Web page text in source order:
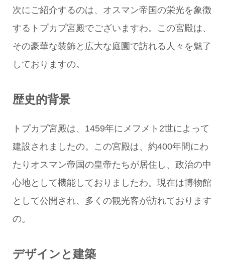
次にご紹介するのは、オスマン帝国の栄光を象徴
するトプカプ宮殿でございますわ。この宮殿は、
その豪華な装飾と広大な庭園で訪れる人々を魅了
しておりますの。
歴史的背景
トプカプ宮殿は、1459年にメフメト2世によって
建設されましたの。この宮殿は、約400年間にわ
たりオスマン帝国の皇帝たちが居住し、政治の中
心地として機能しておりましたわ。現在は博物館
として公開され、多くの観光客が訪れております
の。
デザインと建築